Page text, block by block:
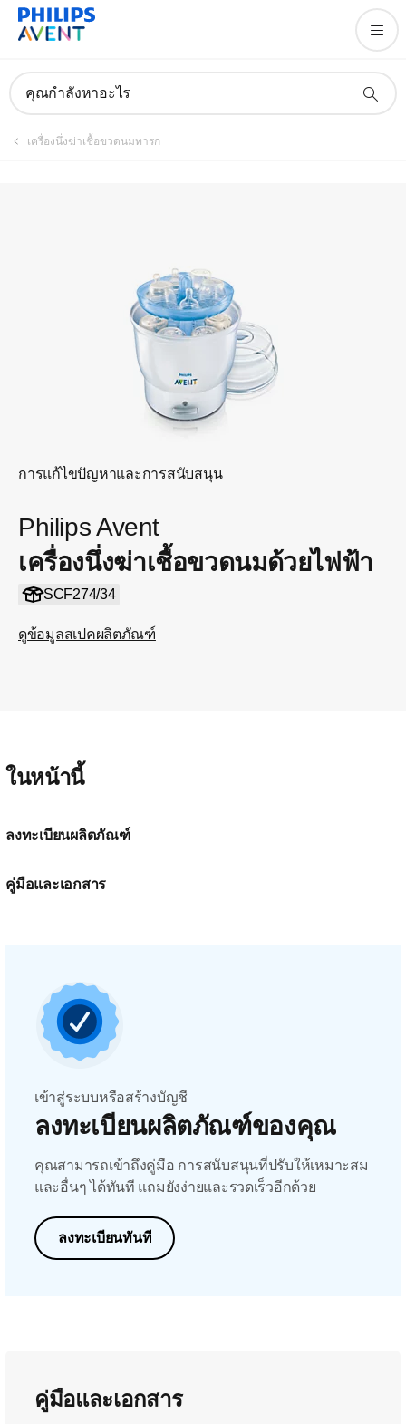
คุณกำลังหาอะไร
เครื่องนึ่งฆ่าเชื้อขวดนมทารก
การแก้ไขปัญหาและการสนับสนุน
Philips Avent
เครื่องนึ่งฆ่าเชื้อขวดนมด้วยไฟฟ้า
SCF274/34
ดูข้อมูลสเปคผลิตภัณฑ์
ในหน้านี้
ลงทะเบียนผลิตภัณฑ์
คู่มือและเอกสาร
เข้าสู่ระบบหรือสร้างบัญชี
ลงทะเบียนผลิตภัณฑ์ของคุณ
คุณสามารถเข้าถึงคู่มือ การสนับสนุนที่ปรับให้เหมาะสม
และอื่นๆ ได้ทันที แถมยังง่ายและรวดเร็วอีกด้วย
ลงทะเบียนทันที
คู่มือและเอกสาร